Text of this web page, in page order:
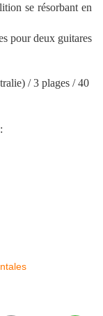
se résorbant en
pour deux guitares
/ 3 plages / 40
: